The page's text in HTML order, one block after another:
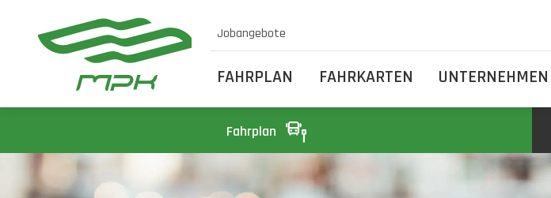
Jobangebote
FAHRPLAN FAHRKARTEN UNTERNEHMEN
Fahrplan